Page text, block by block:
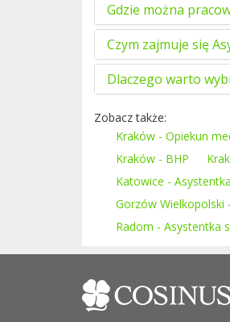
Gdzie można
Czym zajmuje się
Dlaczego warto
Zobacz także:
Kraków - Opiekun
Kraków - BHP
Katowice -
Gorzów
Radom - Asystentka